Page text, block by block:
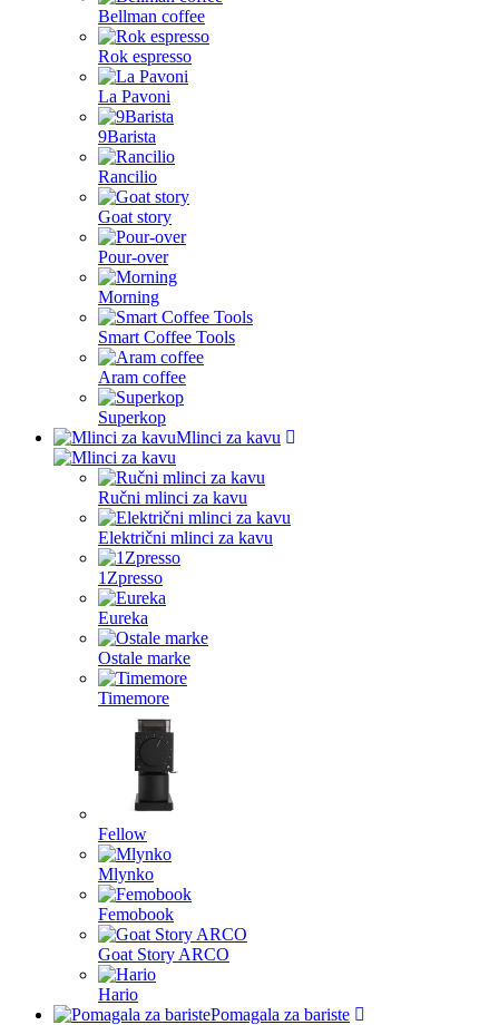
Bellman coffee
Rok espresso
La Pavoni
9Barista
Rancilio
Goat story
Pour-over
Morning
Smart Coffee Tools
Aram coffee
Superkop
Mlinci za kavu
Ručni mlinci za kavu
Električni mlinci za kavu
1Zpresso
Eureka
Ostale marke
Timemore
Fellow
Mlynko
Femobook
Goat Story ARCO
Hario
Pomagala za bariste